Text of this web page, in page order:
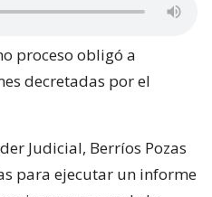
especialista en
ante una eventual
proceso obligó a